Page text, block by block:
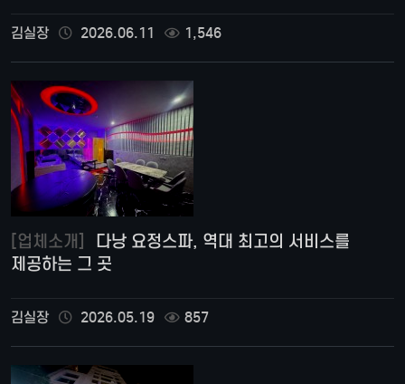
김실장 2026.06.11 1,546
[업체소개]
제공하는 그 곳
김실장 2026.05.19 857